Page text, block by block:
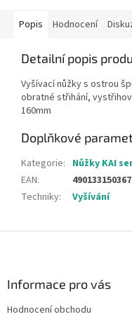
Popis Hodnocení
Detailní popis
Vyšívací nůžky s ostrou
obratné střihání,
160mm
Doplňkové
Kategorie: Nůžky KAI
EAN:
Techniky: Vyšívání
Informace pro vás
Hodnocení obchodu